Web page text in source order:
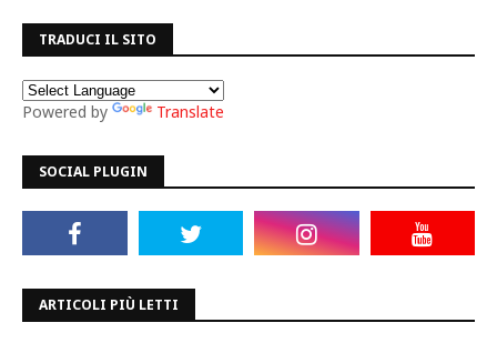
TRADUCI IL SITO
Powered by Translate
SOCIAL PLUGIN
ARTICOLI PIÙ LETTI